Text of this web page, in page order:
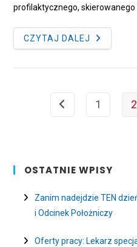
profilaktycznego, skierowanego
CZYTAJ DALEJ NOWY
PROGRAM
Go to the previous
1 2
OSTATNIE WPISY
Zanim nadejdzie TEN
i Odcinek Położniczy
Oferty pracy: Lekarz